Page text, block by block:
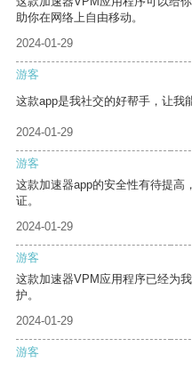
助你在网络上自由移动。
2024-01-29
游客
这款app是我社交的好帮手，让我
2024-01-29
游客
这款加速器app的安全性有待提高
证。
2024-01-29
游客
这款加速器VPM应用程序已经为
护。
2024-01-29
游客